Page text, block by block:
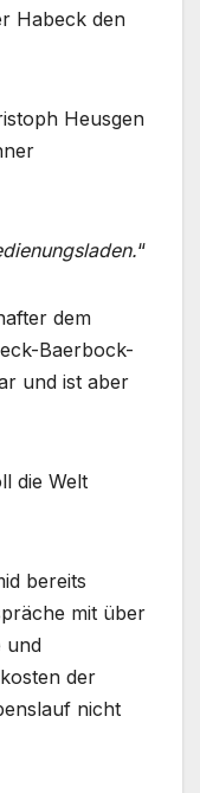
Habeck den
Heusgen
“
dem
Baerbock-
und ist aber
die Welt
bereits
mit über
und
der
nicht